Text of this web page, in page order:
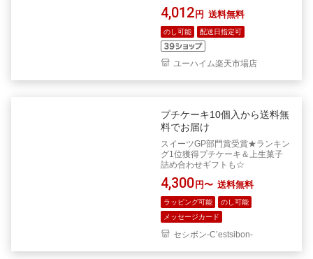
4,012 円 送料無料
のし可能 配送日指定可
ユーハイム楽天市場店
プチケーキ10個入から送料無
料でお届け
スイーツGP部門賞受賞★ランキン
グ1位獲得プチケーキ＆上生菓子
詰め合わせギフトも☆
4,300 円〜 送料無料
ラッピング可能
のし可能
メッセージカード
セシボン-C’estsibon-